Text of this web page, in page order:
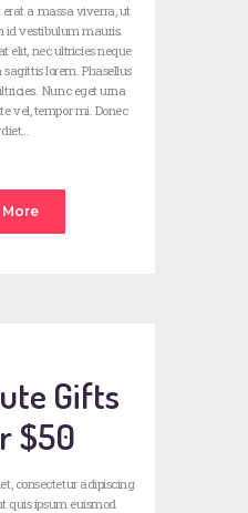
a massa viverra, ut
id vestibulum mauris.
elit, nec ultricies neque
lorem. Phasellus
Nunc eget urna
vel, tempor mi. Donec
More
Gifts
$50
consectetur adipiscing
quis ipsum euismod